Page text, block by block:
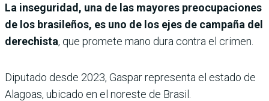
La inseguridad, una de las mayores preocupaciones
de los brasileños, es uno de los ejes de campaña del
derechista, que promete mano dura contra el crimen.
Diputado desde 2023, Gaspar representa el estado de
Alagoas, ubicado en el noreste de Brasil.